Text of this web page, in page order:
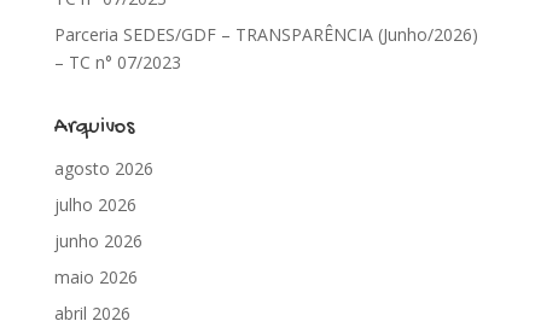
Parceria SEDES/GDF – TRANSPARÊNCIA (Junho/2026)
– TC n° 07/2023
Arquivos
agosto 2026
julho 2026
junho 2026
maio 2026
abril 2026